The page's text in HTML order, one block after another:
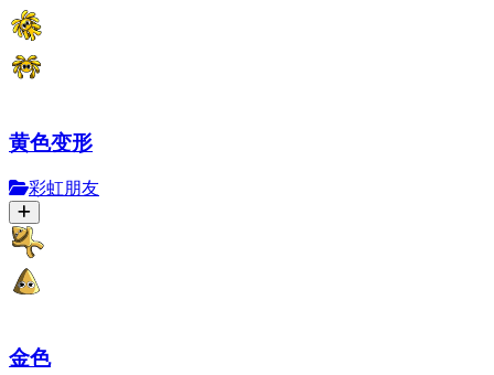
黄色变形
彩虹朋友
金色